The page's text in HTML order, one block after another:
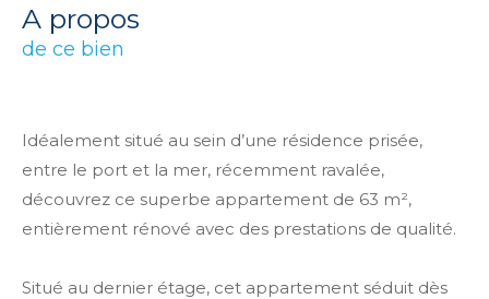
a propos
de ce bien
Idéalement situé au sein d’une résidence prisée,
entre le port et la mer, récemment ravalée,
découvrez ce superbe appartement de 63 m²,
entièrement rénové avec des prestations de qualité.
Situé au dernier étage, cet appartement séduit dès